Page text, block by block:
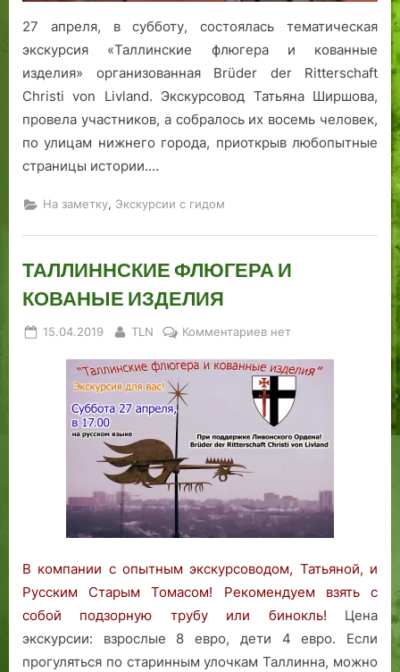
27 апреля, в субботу, состоялась тематическая
экскурсия «Таллинские флюгера и кованные
изделия» организованная Brüder der Ritterschaft
Christi von Livland. Экскурсовод Татьяна Ширшова,
провела участников, а собралось их восемь человек,
по улицам нижнего города, приоткрыв любопытные
страницы истории.…
На заметку, Экскурсии с гидом
ТАЛЛИННСКИЕ ФЛЮГЕРА И
КОВАНЫЕ ИЗДЕЛИЯ
Posted
15.04.2019 By
TLN Комментариевк
ТАЛЛИННСКИЕ
ФЛЮГЕРА
КОВАНЫЕ
ИЗДЕЛИЯ
нет
В компании с опытным экскурсоводом, Татьяной, и
Русским Старым Томасом! Рекомендуем взять с
собой подзорную трубу или бинокль! Цена
экскурсии: взрослые 8 евро, дети 4 евро. Если
прогуляться по старинным улочкам Таллинна, можно